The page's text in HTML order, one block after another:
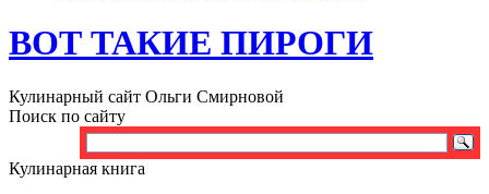
ВОТ ТАКИЕ ПИРОГИ
Кулинарный сайт Ольги Смирновой
Поиск по сайту
Кулинарная книга